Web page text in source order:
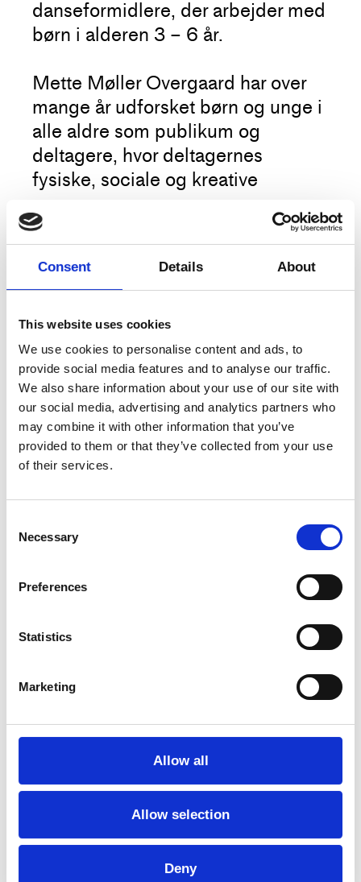
Consent Details About
This website uses cookies
We use cookies to personalise content and ads, to
provide social media features and to analyse our traffic.
We also share information about your use of our site with
our social media, advertising and analytics partners who
may combine it with other information that you’ve
provided to them or that they’ve collected from your use
of their services.
Selection
Necessary
Preferences
Statistics
Marketing
Allow all
Allow selection
Deny
danseformidlere, der arbejder med
børn i alderen 3 – 6 år.
Mette Møller Overgaard har over
mange år udforsket børn og unge i
alle aldre som publikum og
deltagere, hvor deltagernes
fysiske, sociale og kreative
Denne workshop udspringer af
Mettes erfaring med at arbejde
udgangspunkt i fysiske aktiviteter,
der udvikler og udfordrer
koreografien som praksis, får du
som danser eller danseformidler på
workshoppen inspiration til
tematikker og metoder, der kan
anvendes med aldersgruppen.
Scenekunstkole –
https://ddsks.dk/da/koreografi-og-
Kunstner
Mette Møller Overgaard
Titel
Fællesskaber og empati i koreografi
og dans med de 3-6-årige
Type
Workshop
Dato
21.9.2022, 09:30
Varighed
3 timer
Venue
Se kort
The workshop is being organized in
Scenekunstskole - Efteruddannelsen.